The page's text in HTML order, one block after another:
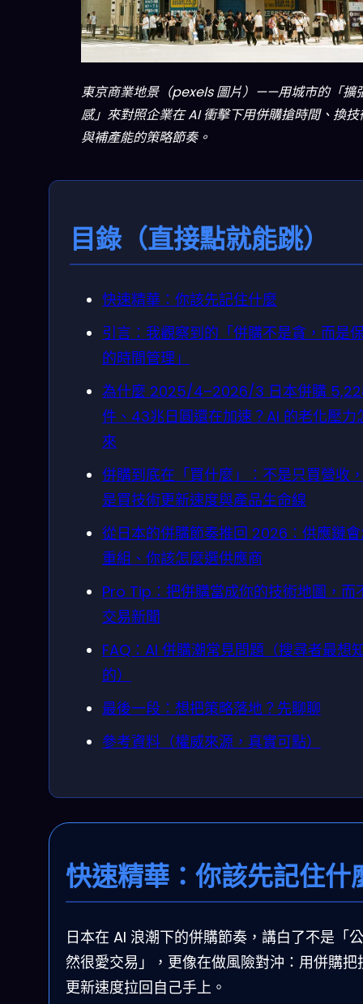
東京商業地景（pexels 圖片）——用城市的「擴
感」來對照企業在 AI 衝擊下用併購搶時間、換技
與補產能的策略節奏。
目錄（直接點就能跳）
快速精華：你該先記住什麼
引言：我觀察到的「併購不是貪，而是
的時間管理」
為什麼 2025/4–2026/3 日本併購
件、43兆日圓還在加速？AI 的老化壓力
來
併購到底在「買什麼」：不是只買營收
是買技術更新速度與產品生命線
從日本的併購節奏推回 2026：供應鏈
重組、你該怎麼選供應商
Pro Tip：把併購當成你的技術地圖，而
交易新聞
FAQ：AI 併購潮常見問題（搜尋者最想
的）
最後一段：想把策略落地？先聊聊
參考資料（權威來源，真實可點）
快速精華：你該先記住什
日本在 AI 浪潮下的併購節奏，講白了不是「
然很愛交易」，更像在做風險對沖：用併購把
更新速度拉回自己手上。